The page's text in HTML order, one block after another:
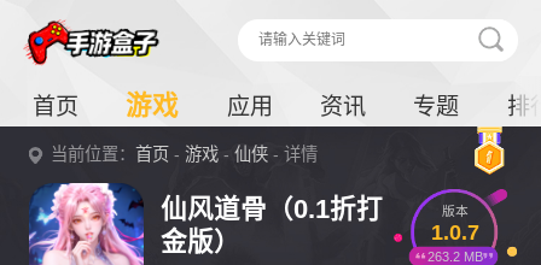
首页 游戏 应用 资讯 专题 排
当前位置：首页 -游戏 -仙侠 - 详情
仙风道骨（0.1折打
金版）
版本
1.0.7
263.2 MB